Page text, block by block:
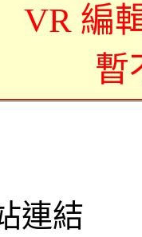
VR 編
暫
連結